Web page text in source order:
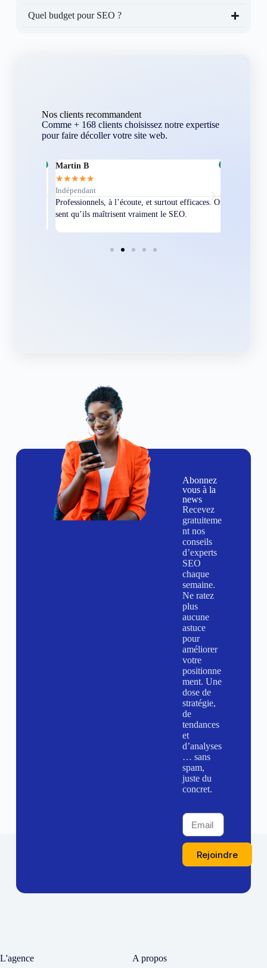
Quel budget pour SEO ?
Nos clients recommandent
Comme + 168 clients choisissez notre expertise
pour faire décoller votre site web.
Martin B
★★★★
Indépendant
Professionnels, à l’écoute, et surtout efficaces. On
sent qu’ils maîtrisent vraiment le SEO.
Abonnez
vous à la
news
Recevez
gratuiteme
nt nos
conseils
d’experts
SEO
chaque
semaine.
Ne ratez
plus
aucune
astuce
pour
améliorer
votre
positionne
ment. Une
dose de
stratégie,
de
tendances
et
d’analyses
… sans
spam,
juste du
concret.
Rejoindre
L'agence A propos